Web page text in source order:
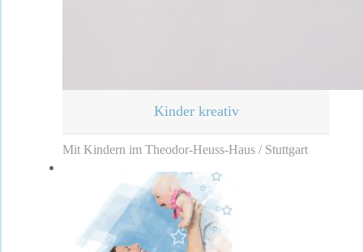
Kinder kreativ
Mit Kindern im Theodor-Heuss-Haus / Stuttgart